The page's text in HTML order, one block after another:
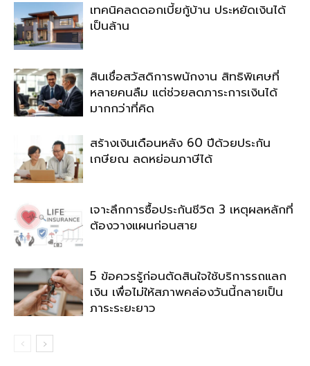
เทคนิคลดดอกเบี้ยกู้บ้าน ประหยัดเงินได้
เป็นล้าน
สินเชื่อสวัสดิการพนักงาน สิทธิพิเศษที่
หลายคนลืม แต่ช่วยลดภาระการเงินได้
มากกว่าที่คิด
สร้างเงินเดือนหลัง 60 ปีด้วยประกัน
เกษียณ ลดหย่อนภาษีได้
เจาะลึกการซื้อประกันชีวิต 3 เหตุผลหลักที่
ต้องวางแผนก่อนสาย
5 ข้อควรรู้ก่อนตัดสินใจใช้บริการรถแลก
เงิน เพื่อไม่ให้สภาพคล่องวันนี้กลายเป็น
ภาระระยะยาว